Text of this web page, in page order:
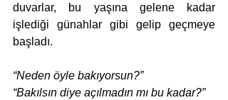
duvarlar, bu yaşına gelene kadar
işlediği günahlar gibi gelip geçmeye
başladı.
“Neden öyle bakıyorsun?”
“Bakılsın diye açılmadın mı bu kadar?”